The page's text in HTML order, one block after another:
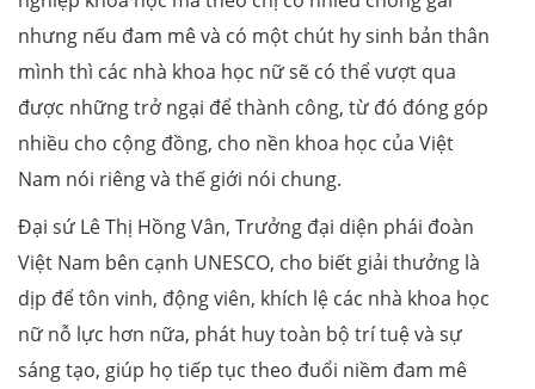
nhưng nếu đam mê và có một chút hy sinh bản thân
mình thì các nhà khoa học nữ sẽ có thể vượt qua
được những trở ngại để thành công, từ đó đóng góp
nhiều cho cộng đồng, cho nền khoa học của Việt
Nam nói riêng và thế giới nói chung.
Đại sứ Lê Thị Hồng Vân, Trưởng đại diện phái đoàn
Việt Nam bên cạnh UNESCO, cho biết giải thưởng là
dịp để tôn vinh, động viên, khích lệ các nhà khoa học
nữ nỗ lực hơn nữa, phát huy toàn bộ trí tuệ và sự
sáng tạo, giúp họ tiếp tục theo đuổi niềm đam mê